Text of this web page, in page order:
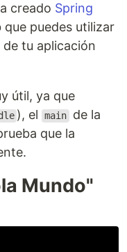
creado Spring
puedes utilizar
tu aplicación
útil, ya que
), el main de la
que la
Mundo"